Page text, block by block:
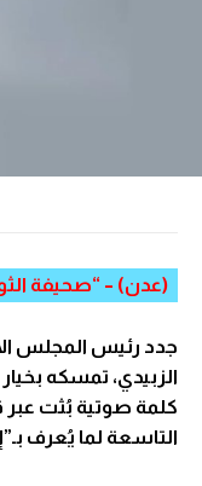
(عدن) – “صحيفة
جدد رئيس المجلس
الزبيدي، تمسكه
كلمة صوتية بُثت عبر
التاسعة لما يُعرف